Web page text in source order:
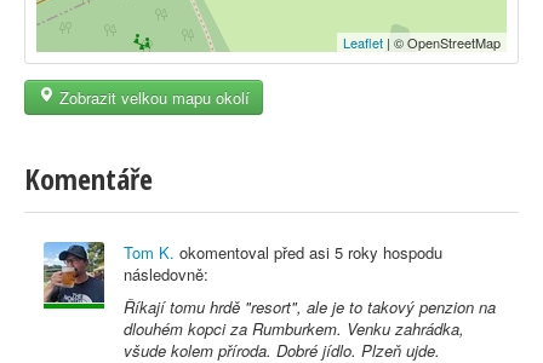
Leaflet | © OpenStreetMap
Zobrazit velkou mapu okolí
Komentáře
Tom K. okomentoval před asi 5 roky hospodu
následovně:
Říkají tomu hrdě "resort", ale je to takový penzion na
dlouhém kopci za Rumburkem. Venku zahrádka,
všude kolem příroda. Dobré jídlo. Plzeň ujde.